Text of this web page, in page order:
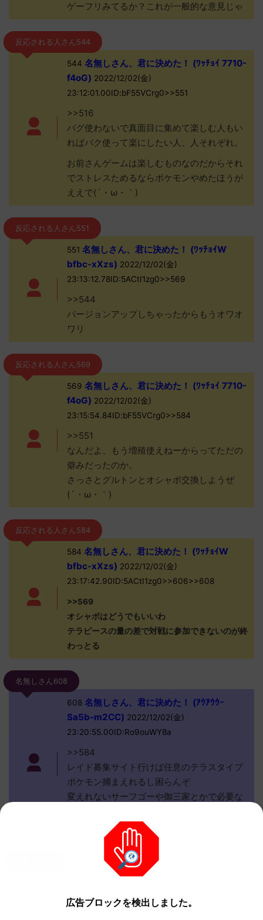
ゲーフリみてるか？これが一般的な意見じゃ
反応される人さん544
544 名無しさん、君に決めた！ (ﾜｯﾁｮｲ 7710-
f4oG) 2022/12/02(金)
23:12:01.00ID:bF55VCrg0>>551
>>516
バグ使わないで真面目に集めて楽しむ人もい
ればバク使って楽にしたい人、人それぞれ。
お前さんゲームは楽しむものなのだからそれ
でストレスためるならポケモンやめたほうが
ええで(´・ω・｀)
反応される人さん551
551 名無しさん、君に決めた！ (ﾜｯﾁｮｲW
bfbc-xXzs) 2022/12/02(金)
23:13:12.78ID:5ACtI1zg0>>569
>>544
バージョンアップしちゃったからもうオワオ
ワリ
反応される人さん569
569 名無しさん、君に決めた！ (ﾜｯﾁｮｲ 7710-
f4oG) 2022/12/02(金)
23:15:54.84ID:bF55VCrg0>>584
>>551
なんだよ、もう増殖使えねーからってただの
僻みだったのか。
さっさとグルトンとオシャボ交換しようぜ
(´・ω・｀)
反応される人さん584
584 名無しさん、君に決めた！ (ﾜｯﾁｮｲW
bfbc-xXzs) 2022/12/02(金)
23:17:42.90ID:5ACtI1zg0>>606>>608
>>569
オシャボはどうでもいいわ
テラピースの量の差で対戦に参加できないのが終
わっとる
名無しさん608
608名無しさん、君に決めた！ (ｱｳｱｳｳｰ
Sa5b-m2CC) 2022/12/02(金)
23:20:55.00ID:Ro9ouWY8a
>>584
レイド募集サイト行けば任意のテラスタイプ
ポケモン捕まえれるし困らんぞ
変えれないサーフゴーや御三家とかで必要な
レイドやってれば50溜まってるでしょ
めたよ！ 初めて孵化色厳選してて今500体目くらいだが
広告ブロックを検出しました。